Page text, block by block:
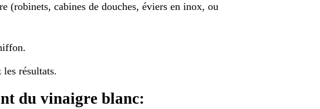
(robinets, cabines de douches, éviers en inox, ou
les résultats.
du vinaigre blanc: